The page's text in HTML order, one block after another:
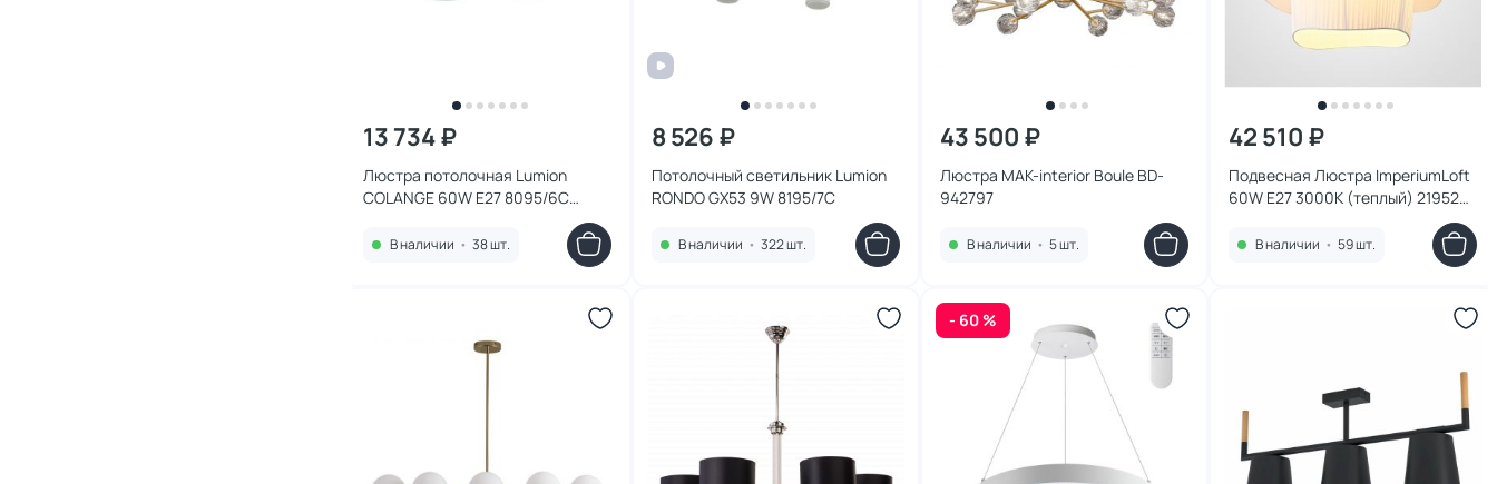
13 734 ₽
Люстра потолочная Lumion
COLANGE 60W E27 8095/6C
В наличии • 38 шт.
8 526 ₽
Потолочный светильник Lumion
RONDO GX53 9W 8195/7C
В наличии • 322 шт.
43 500 ₽
Люстра MAK-interior Boule BD-
942797
В наличии • 5 шт.
42 510 ₽
Подвесная Люстра ImperiumLoft
60W E27 3000К (теплый) 219529-
В наличии • 59 шт.
- 60 %